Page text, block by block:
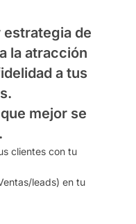
de
la atracción
a tus
mejor se
clientes con tu
leads) en tu